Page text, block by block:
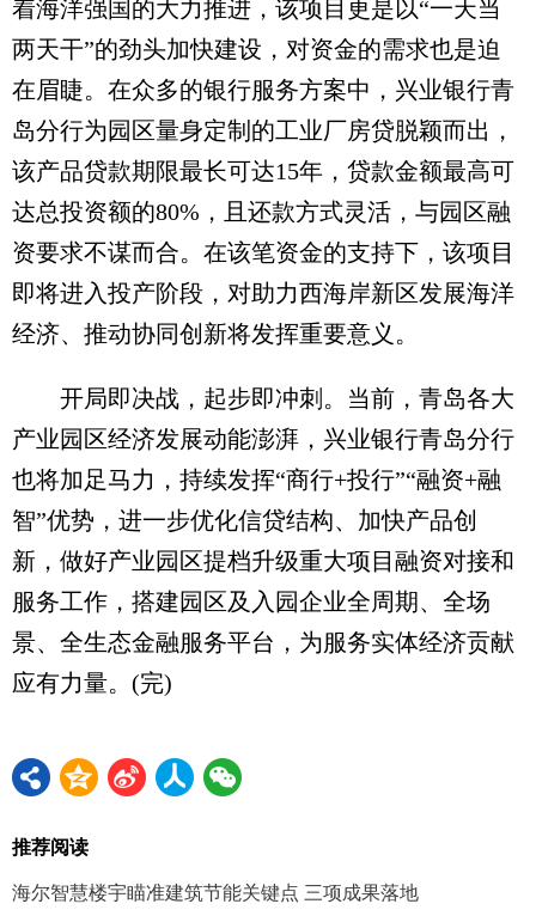
着海洋强国的大力推进，该项目更是以“一天当
两天干”的劲头加快建设，对资金的需求也是迫
在眉睫。在众多的银行服务方案中，兴业银行青
岛分行为园区量身定制的工业厂房贷脱颖而出，
该产品贷款期限最长可达15年，贷款金额最高可
达总投资额的80%，且还款方式灵活，与园区融
资要求不谋而合。在该笔资金的支持下，该项目
即将进入投产阶段，对助力西海岸新区发展海洋
经济、推动协同创新将发挥重要意义。
开局即决战，起步即冲刺。当前，青岛各大
产业园区经济发展动能澎湃，兴业银行青岛分行
也将加足马力，持续发挥“商行+投行”“融资+融
智”优势，进一步优化信贷结构、加快产品创
新，做好产业园区提档升级重大项目融资对接和
服务工作，搭建园区及入园企业全周期、全场
景、全生态金融服务平台，为服务实体经济贡献
应有力量。(完)
推荐阅读
海尔智慧楼宇瞄准建筑节能关键点 三项成果落地